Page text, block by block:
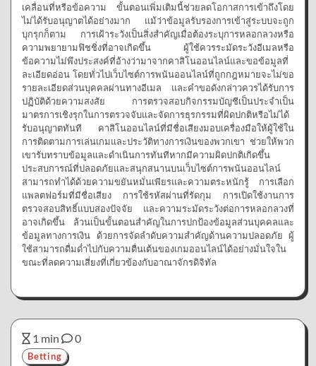
เคลื่อนที่หรือข้อความ ขั้นตอนเพิ่มเติมนี้ช่วยลดโอกาสการเข้าถึงโดย
ไม่ได้รับอนุญาตได้อย่างมาก แม้ว่าข้อมูลรับรองการเข้าสู่ระบบจะถูก
บุกรุกก็ตาม การเฝ้าระวังเป็นสิ่งสำคัญเมื่อต้องระบุการหลอกลวงหรือ
ความพยายามฟิชชิ่งที่อาจเกิดขึ้น ผู้ใช้ควรระมัดระวังอีเมลหรือ
ข้อความไม่พึงประสงค์ที่อ้างว่ามาจากคาสิโนออนไลน์และขอข้อมูลที่
ละเอียดอ่อน โดยทั่วไปเว็บไซต์การพนันออนไลน์ที่ถูกกฎหมายจะไม่ขอ
รายละเอียดส่วนบุคคลผ่านทางอีเมล และคำขอดังกล่าวควรได้รับการ
ปฏิบัติด้วยความสงสัย การตรวจสอบกิจกรรมบัญชีเป็นประจำเป็น
มาตรการเชิงรุกในการตรวจจับและจัดการธุรกรรมที่ผิดปกติหรือไม่ได้
รับอนุญาตทันที คาสิโนออนไลน์ที่มีชื่อเสียงมอบเครื่องมือให้ผู้ใช้ใน
การติดตามการเล่นเกมและประวัติทางการเงินของพวกเขา ช่วยให้พวก
เขารับทราบข้อมูลและดำเนินการทันทีหากมีความผิดปกติเกิดขึ้น
ประสบการณ์ที่ปลอดภัยและสนุกสนานบนเว็บไซต์การพนันออนไลน์
สามารถทำได้ด้วยความขยันหมั่นเพียรและความตระหนักรู้ การเลือก
แพลตฟอร์มที่มีชื่อเสียง การใช้รหัสผ่านที่รัดกุม การเปิดใช้งานการ
ตรวจสอบสิทธิ์แบบสองปัจจัย และความระมัดระวังต่อการหลอกลวงที่
อาจเกิดขึ้น ล้วนเป็นขั้นตอนสำคัญในการปกป้องข้อมูลส่วนบุคคลและ
ข้อมูลทางการเงิน ด้วยการจัดลำดับความสำคัญด้านความปลอดภัย ผู้
ใช้สามารถดื่มด่ำไปกับความตื่นเต้นของเกมออนไลน์ได้อย่างมั่นใจใน
ขณะที่ลดความเสี่ยงที่เกี่ยวข้องกับอาณาจักรดิจิทัล
1 min 0
Betting